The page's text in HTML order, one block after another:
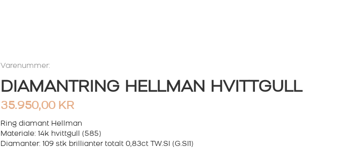
Varenummer:
DIAMANTRING HELLMAN HVITTGULL
35.950,00 KR
Ring diamant Hellman
Materiale: 14k hvittgull (585)
Diamanter: 109 stk brillianter totalt 0,83ct TW.SI (G.SI1)